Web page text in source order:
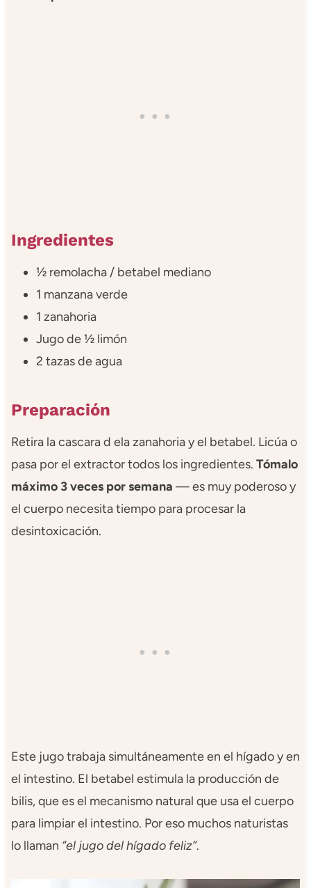
Ingredientes
½ remolacha / betabel mediano
1 manzana verde
1 zanahoria
Jugo de ½ limón
2 tazas de agua
Preparación
Retira la cascara d ela zanahoria y el betabel. Licúa o
pasa por el extractor todos los ingredientes. Tómalo
máximo 3 veces por semana — es muy poderoso y
el cuerpo necesita tiempo para procesar la
desintoxicación.
Este jugo trabaja simultáneamente en el hígado y en
el intestino. El betabel estimula la producción de
bilis, que es el mecanismo natural que usa el cuerpo
para limpiar el intestino. Por eso muchos naturistas
lo llaman “el jugo del hígado feliz”.